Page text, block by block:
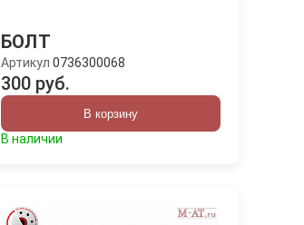
БОЛТ
Артикул 0736300068
300 руб.
В корзину
В наличии